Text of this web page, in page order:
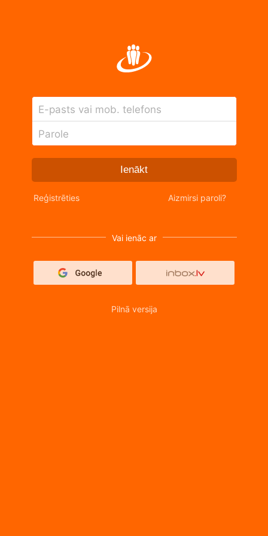
E-pasts vai mob. telefons
Parole
Ienākt
Reģistrēties Aizmirsi paroli?
Vai ienāc ar
Pilnā versija